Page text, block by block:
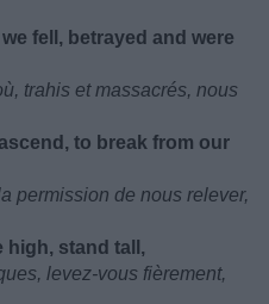
fell, betrayed and were
trahis et massacrés, nous
to break from our
permission de nous relever,
high, stand tall,
levez-vous fièrement,